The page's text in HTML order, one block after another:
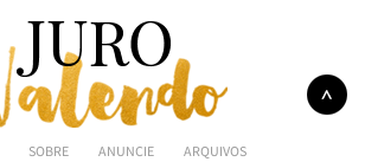
SOBRE ANUNCIE ARQUIVOS